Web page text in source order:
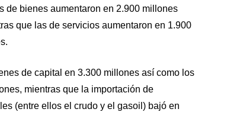
de bienes aumentaron en 2.900 millones
que las de servicios aumentaron en 1.900
de capital en 3.300 millones así como los
mientras que la importación de
(entre ellos el crudo y el gasoil) bajó en